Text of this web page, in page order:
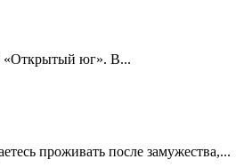
«Открытый юг». В...
проживать после замужества,...